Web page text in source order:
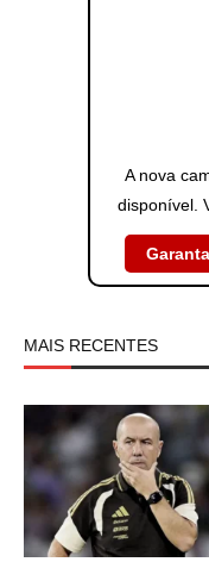
A nova
disponível.
MAIS RECENTES